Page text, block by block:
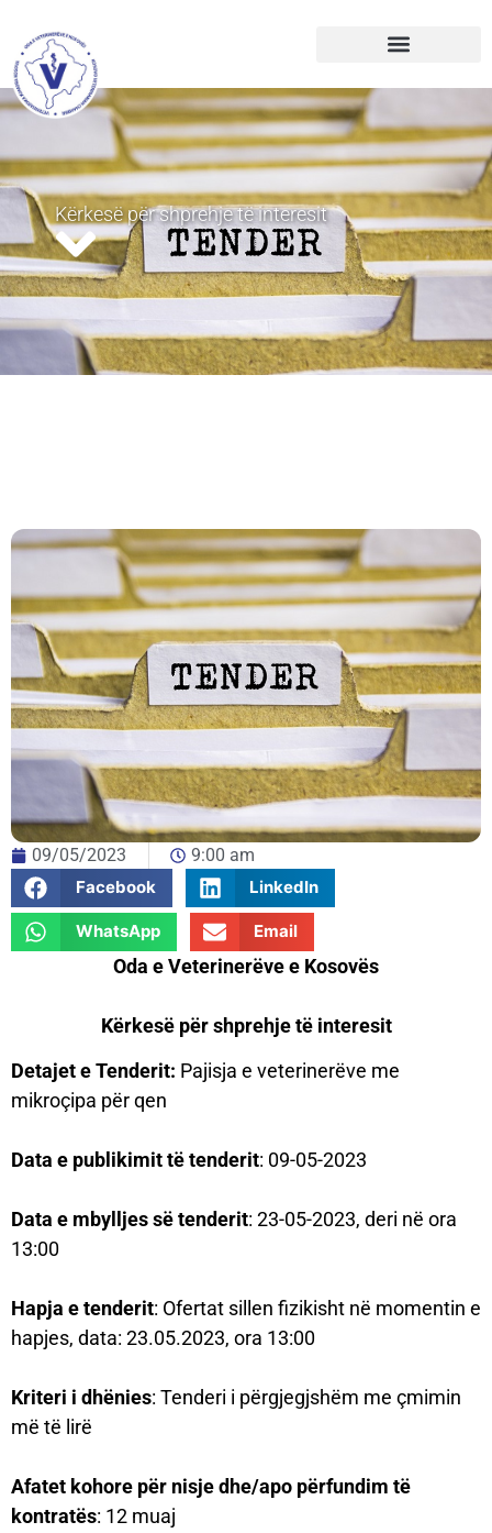
Kërkesë për shprehje të interesit
09/05/2023
9:00 am
Facebook
LinkedIn
WhatsApp Email
Oda e Veterinerëve e Kosovës
Kërkesë për shprehje të interesit
Detajet e Tenderit: Pajisja e veterinerëve me
mikroçipa për qen
Data e publikimit të tenderit: 09-05-2023
Data e mbylljes së tenderit: 23-05-2023, deri në ora
13:00
Hapja e tenderit: Ofertat sillen fizikisht në momentin e
hapjes, data: 23.05.2023, ora 13:00
Kriteri i dhënies: Tenderi i përgjegjshëm me çmimin
më të lirë
Afatet kohore për nisje dhe/apo përfundim të
kontratës: 12 muaj